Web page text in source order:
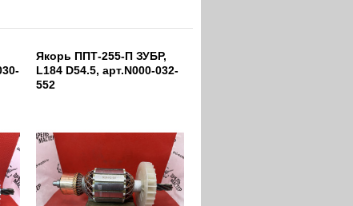
Якорь ППТ-255-П ЗУБР,
L184 D54.5, арт.N000-032-
552